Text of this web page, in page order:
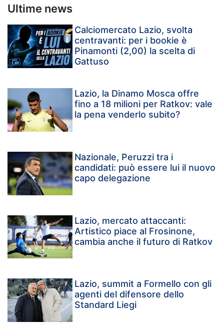
Ultime news
Calciomercato Lazio, svolta
centravanti: per i bookie è
Pinamonti (2,00) la scelta di
Gattuso
Lazio, la Dinamo Mosca offre
fino a 18 milioni per Ratkov: vale
la pena venderlo subito?
Nazionale, Peruzzi tra i
candidati: può essere lui il nuovo
capo delegazione
Lazio, mercato attaccanti:
Artistico piace al Frosinone,
cambia anche il futuro di Ratkov
Lazio, summit a Formello con gli
agenti del difensore dello
Standard Liegi